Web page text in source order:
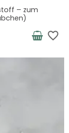
– zum
favorite_border